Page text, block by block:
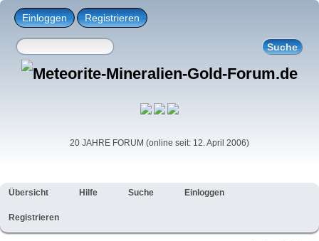
Einloggen Registrieren
20 JAHRE FORUM (online seit: 12. April 2006)
Übersicht Hilfe Suche Einloggen
Registrieren